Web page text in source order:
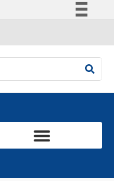
Comunica BR
Acesso à informação